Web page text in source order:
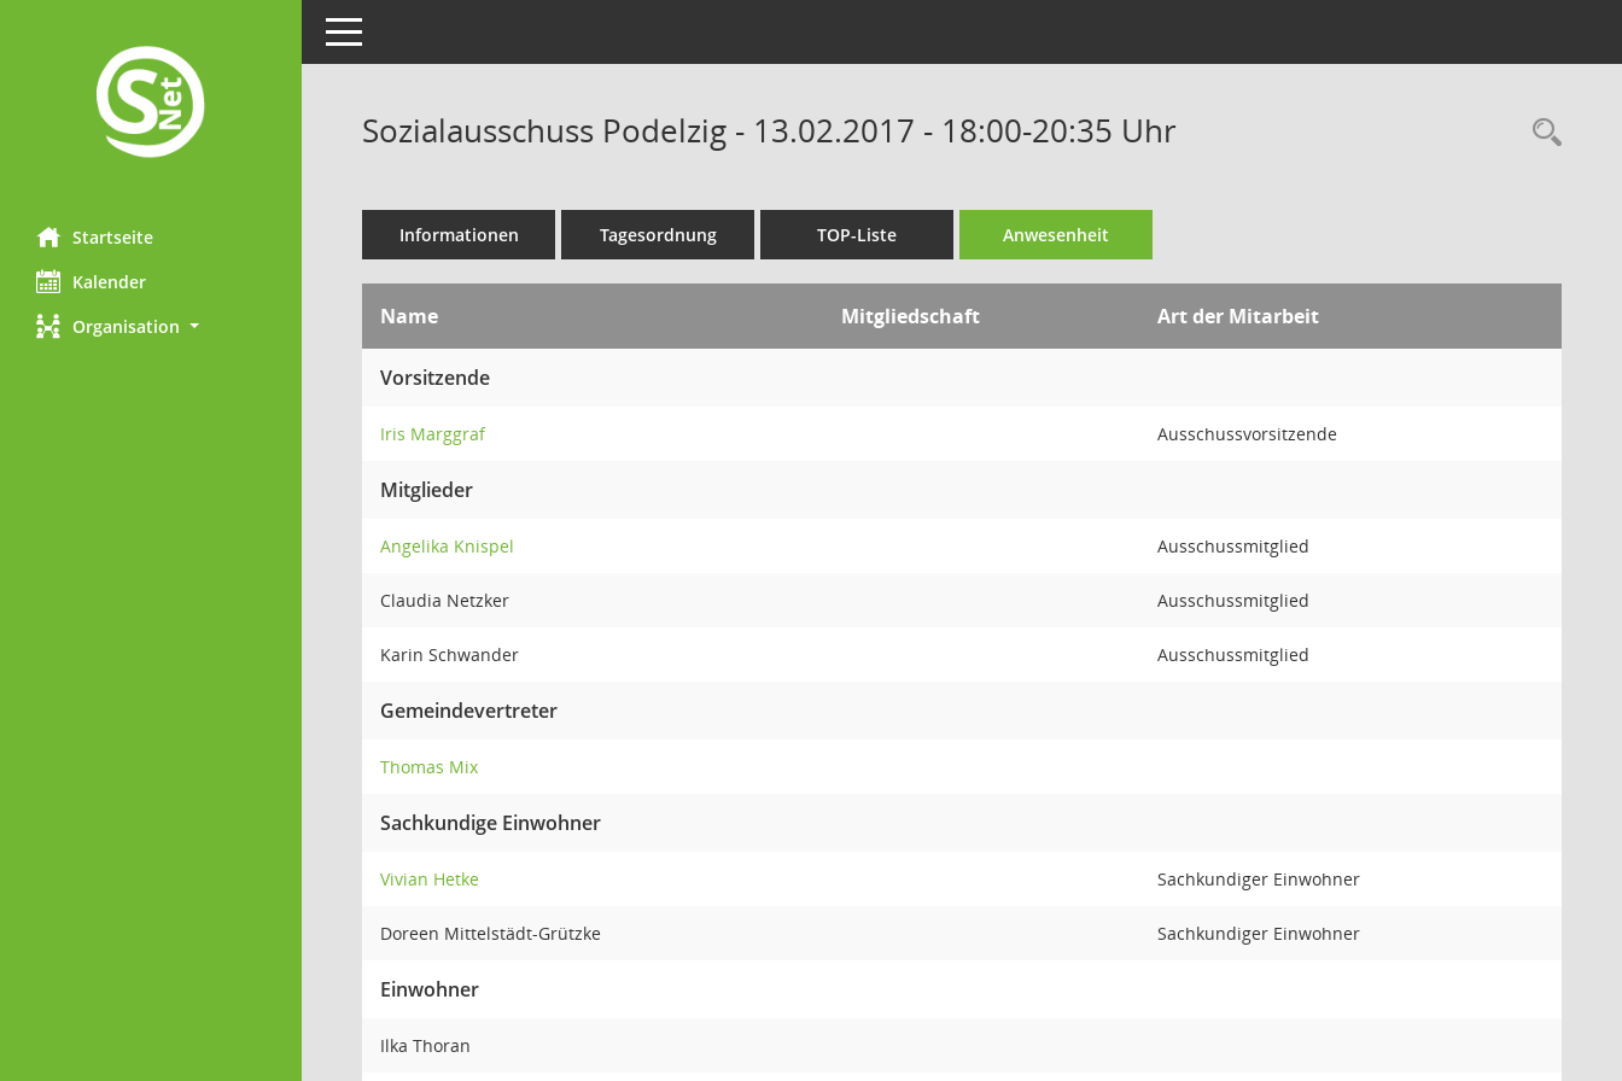
Startseite
Kalender
Organisation
Toggle navigation
Sozialausschuss Podelzig - 13.02.2017 - 18:00-20:35 Uhr
Informationen Tagesordnung TOP-Liste Anwesenheit
Name Mitgliedschaft Art der Mitarbeit
Vorsitzende
Iris Marggraf Ausschussvorsitzende
Mitglieder
Angelika Knispel Ausschussmitglied
Claudia Netzker Ausschussmitglied
Karin Schwander Ausschussmitglied
Gemeindevertreter
Thomas Mix
Sachkundige Einwohner
Vivian Hetke Sachkundiger Einwohner
Doreen Mittelstädt-Grützke Sachkundiger Einwohner
Einwohner
Ilka Thoran